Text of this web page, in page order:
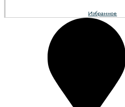
Избранное